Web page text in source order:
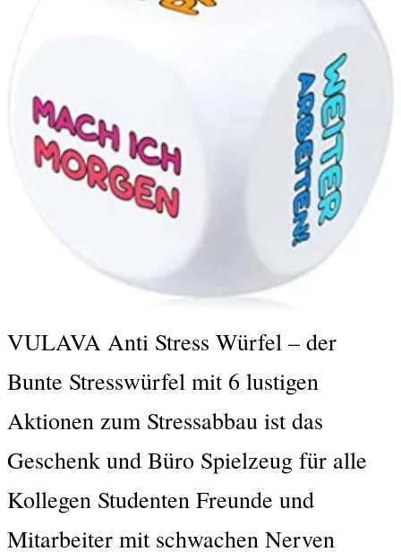
VULAVA Anti Stress Würfel – der
Bunte Stresswürfel mit 6 lustigen
Aktionen zum Stressabbau ist das
Geschenk und Büro Spielzeug für alle
Kollegen Studenten Freunde und
Mitarbeiter mit schwachen Nerven